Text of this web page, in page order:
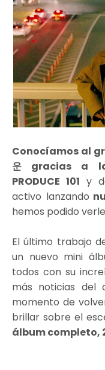
Conocíamos al
운 gracias a
PRODUCE 101 y
activo lanzando
hemos podido
El último trabajo
un nuevo mini
todos con su
más noticias del
momento de
brillar sobre el
álbum completo,